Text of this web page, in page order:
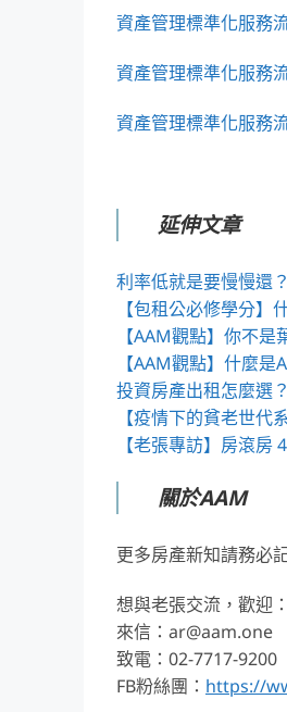
資產管理標準化服務
資產管理標準化服務
資產管理標準化服務
延伸文章
利率低就是要慢慢還
【包租公必修學分】
【AAM觀點】你不是
【AAM觀點】什麼
投資房產出租怎麼選
【疫情下的貧老世
【老張專訪】房滾
關於AAM
更多房產新知請務必
想與老張交流，歡迎：
來信：ar@aam.one
致電：02-7717-9200
FB粉絲團： https://